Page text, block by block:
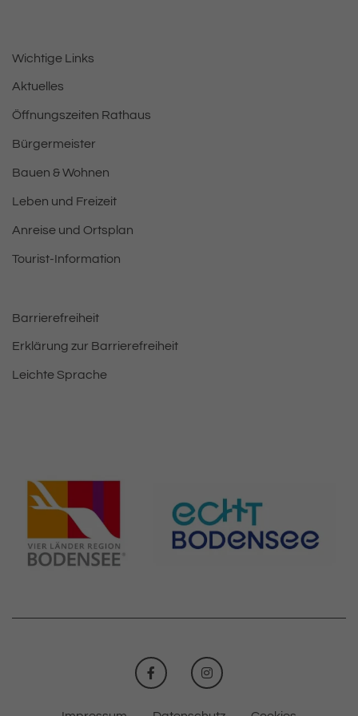
Wichtige Links
Aktuelles
Öffnungszeiten Rathaus
Bürgermeister
Bauen & Wohnen
Leben und Freizeit
Anreise und Ortsplan
Tourist-Information
Barrierefreiheit
Erklärung zur Barrierefreiheit
Leichte Sprache
FACEBOOKINSTAGRAM